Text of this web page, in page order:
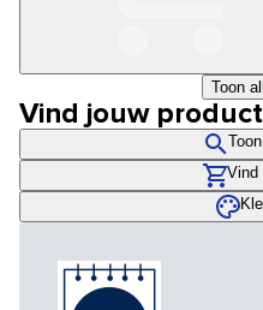
Toon
Vind jouw
Vind